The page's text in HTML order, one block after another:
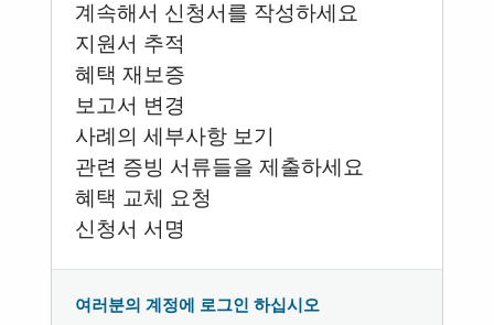
계속해서 신청서를 작성하세요
지원서 추적
혜택 재보증
보고서 변경
사례의 세부사항 보기
관련 증빙 서류들을 제출하세요
혜택 교체 요청
신청서 서명
여러분의 계정에 로그인 하십시오